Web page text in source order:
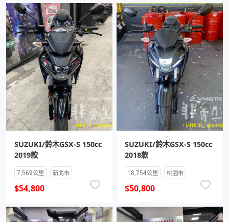
SUZUKI/鈴木GSX-S 150cc
2019款
7,569公里 新北市
$54,800
SUZUKI/鈴木GSX-S 150cc
2018款
18,754公里 桃園市
$50,800